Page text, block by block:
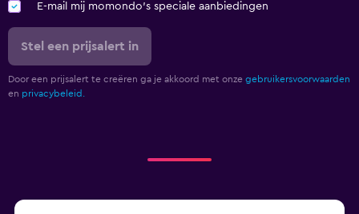
E-mail mij momondo's speciale aanbiedingen
Stel een prijsalert in
Door een prijsalert te creëren ga je akkoord met onze gebruikersvoorwaarden
en privacybeleid.